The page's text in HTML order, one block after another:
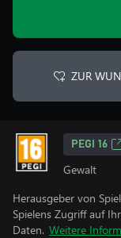
ZUR
PEGI 16
Gewalt
Herausgeber von
Spielens Zugriff auf
Daten. Weitere